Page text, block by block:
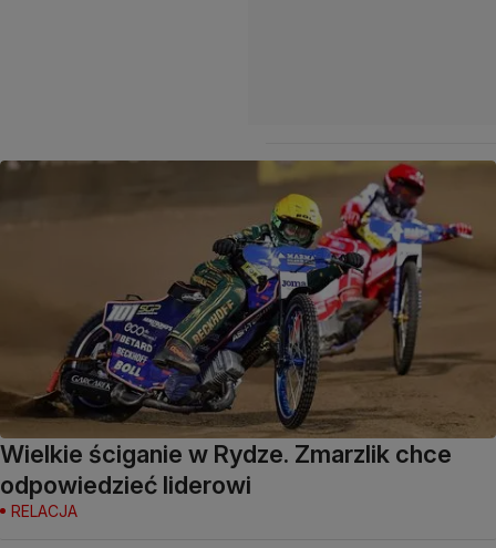
Wielkie ściganie w Rydze. Zmarzlik chce
odpowiedzieć liderowi
RELACJA